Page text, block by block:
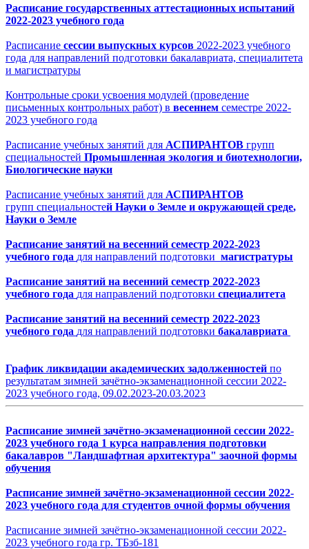
Расписание государственных аттестационных испытаний
2022-2023 учебного года
Расписание сессии выпускных курсов 2022-2023 учебного
года для направлений подготовки бакалавриата, специалитета
и магистратуры
Контрольные сроки усвоения модулей (проведение
письменных контрольных работ) в весеннем семестре 2022-
2023 учебного года
Расписание учебных занятий для АСПИРАНТОВ групп
специальностей Промышленная экология и биотехнологии,
Биологические науки
Расписание учебных занятий для АСПИРАНТОВ
групп специальностей Науки о Земле и окружающей среде,
Науки о Земле
Расписание занятий на весенний семестр 2022-2023
учебного года для направлений подготовки магистратуры
Расписание занятий на весенний семестр 2022-2023
учебного года для направлений подготовки специалитета
Расписание занятий на весенний семестр 2022-2023
учебного года для направлений подготовки бакалавриата
График ликвидации академических задолженностей по
результатам зимней зачётно-экзаменационной сессии 2022-
2023 учебного года, 09.02.2023-20.03.2023
Расписание зимней зачётно-экзаменационной сессии 2022-
2023 учебного года 1 курса направления подготовки
бакалавров "Ландшафтная архитектура" заочной формы
обучения
Расписание зимней зачётно-экзаменационной сессии 2022-
2023 учебного года для студентов очной формы обучения
Расписание зимней зачётно-экзаменационной сессии 2022-
2023 учебного года гр. ТБзб-181